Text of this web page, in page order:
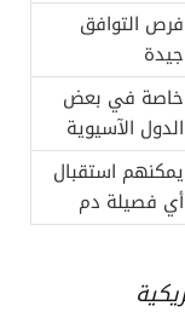
فرص التوافق
جيدة
خاصة في بعض
الدول الآسيوية
يمكنهم استقبال
أي فصيلة دم